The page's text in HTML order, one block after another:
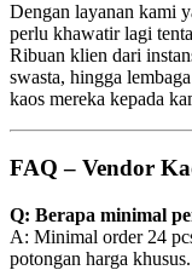
Dengan layanan kami
perlu khawatir lagi
Ribuan klien dari
swasta, hingga
kaos mereka kepada
FAQ – Vendor
Q: Berapa minimal
A: Minimal order 24
potongan harga khusus.